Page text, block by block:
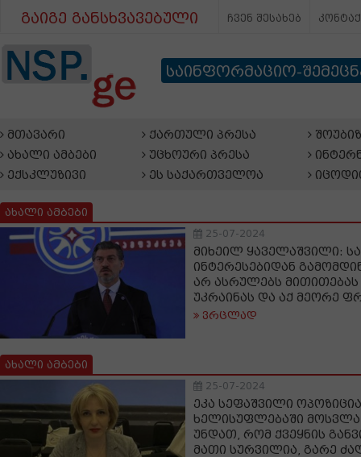
გაიგე განსხვავებული ჩვენ შესახებ
საინფორმაციო-
მთავარი
ახალი ამბები
ექსკლუზივი
ქართული პრესა
უცხოური პრესა
ეს საქართველოა
ახალი ამბები
25-07-2024
მიხეილ ყაველაშვილი:
ინტერესებიდან
არ ასრულებს მითითებას
უკრაინას და აქ მეორე
ვრცლად
ახალი ამბები
25-07-2024
ეკა სეფაშვილი
ხელისუფლებაში მოსვლა
უნდათ, რომ ქვეყნის
მათი სურვილია, გარე